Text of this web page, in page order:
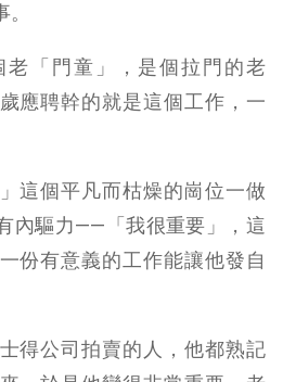
「門童」，是個拉門的老
應聘幹的就是這個工作，一
這個平凡而枯燥的崗位一做
內驅力——「我很重要」，這
份有意義的工作能讓他發自
得公司拍賣的人，他都熟記